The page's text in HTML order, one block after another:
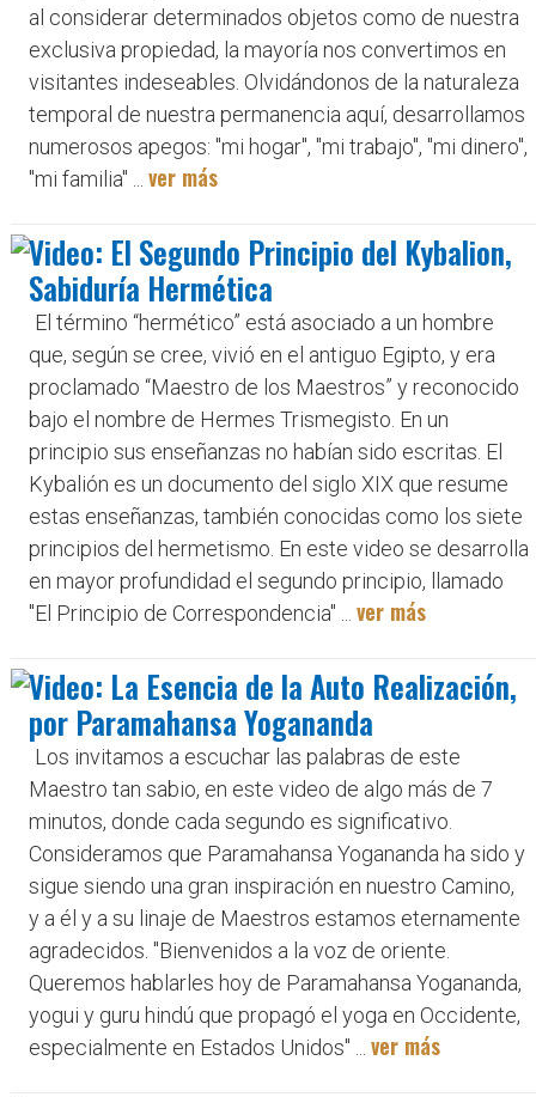
al considerar determinados objetos como de nuestra
exclusiva propiedad, la mayoría nos convertimos en
visitantes indeseables. Olvidándonos de la naturaleza
temporal de nuestra permanencia aquí, desarrollamos
numerosos apegos: "mi hogar", "mi trabajo", "mi dinero",
"mi familia" ... ver más
Video: El Segundo Principio del Kybalion,
Sabiduría Hermética
El término “hermético” está asociado a un hombre
que, según se cree, vivió en el antiguo Egipto, y era
proclamado “Maestro de los Maestros” y reconocido
bajo el nombre de Hermes Trismegisto. En un
principio sus enseñanzas no habían sido escritas. El
Kybalión es un documento del siglo XIX que resume
estas enseñanzas, también conocidas como los siete
principios del hermetismo. En este video se desarrolla
en mayor profundidad el segundo principio, llamado
"El Principio de Correspondencia" ... ver más
Video: La Esencia de la Auto Realización,
por Paramahansa Yogananda
Los invitamos a escuchar las palabras de este
Maestro tan sabio, en este video de algo más de 7
minutos, donde cada segundo es significativo.
Consideramos que Paramahansa Yogananda ha sido y
sigue siendo una gran inspiración en nuestro Camino,
y a él y a su linaje de Maestros estamos eternamente
agradecidos. "Bienvenidos a la voz de oriente.
Queremos hablarles hoy de Paramahansa Yogananda,
yogui y guru hindú que propagó el yoga en Occidente,
especialmente en Estados Unidos" ... ver más